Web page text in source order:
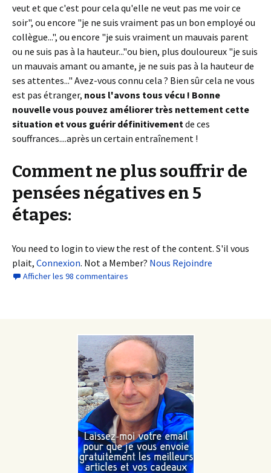
veut et que c'est pour cela qu'elle ne veut pas me voir ce
soir", ou encore "je ne suis vraiment pas un bon employé ou
collègue...", ou encore "je suis vraiment un mauvais parent
ou ne suis pas à la hauteur..."ou bien, plus douloureux "je suis
un mauvais amant ou amante, je ne suis pas à la hauteur de
ses attentes..." Avez-vous connu cela ? Bien sûr cela ne vous
est pas étranger, nous l'avons tous vécu ! Bonne
nouvelle vous pouvez améliorer très nettement cette
situation et vous guérir définitivementde ces
souffrances....après un certain entraînement !
Comment ne plus souffrir de
pensées négatives en 5
étapes:
You need to login to view the rest of the content. S'il vous
plait, Connexion. Not a Member? Nous Rejoindre
Afficher les 98 commentaires